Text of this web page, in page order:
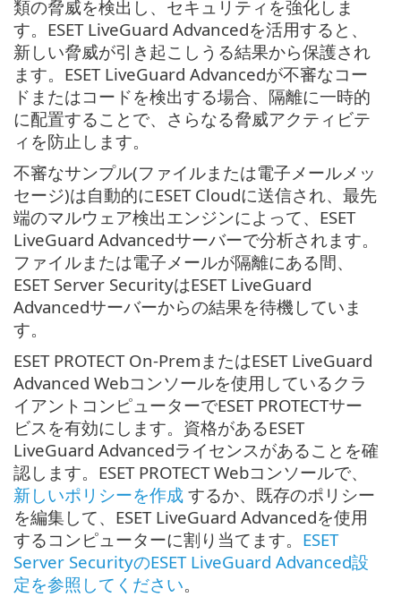
類の脅威を検出し、セキュリティを強化しま
す。ESET LiveGuard Advancedを活用すると、
新しい脅威が引き起こしうる結果から保護され
ます。ESET LiveGuard Advancedが不審なコー
ドまたはコードを検出する場合、隔離に一時的
に配置することで、さらなる脅威アクティビテ
ィを防止します。
不審なサンプル(ファイルまたは電子メールメッ
セージ)は自動的にESET Cloudに送信され、最先
端のマルウェア検出エンジンによって、ESET
LiveGuard Advancedサーバーで分析されます。
ファイルまたは電子メールが隔離にある間、
ESET Server SecurityはESET LiveGuard
Advancedサーバーからの結果を待機していま
す。
ESET PROTECT On-PremまたはESET LiveGuard
Advanced Webコンソールを使用しているクラ
イアントコンピューターでESET PROTECTサー
ビスを有効にします。資格があるESET
LiveGuard Advancedライセンスがあることを確
認します。ESET PROTECT Webコンソールで、
新しいポリシーを作成 するか、既存のポリシー
を編集して、ESET LiveGuard Advancedを使用
するコンピューターに割り当てます。 ESET
Server SecurityのESET LiveGuard Advanced設
定を参照してください。